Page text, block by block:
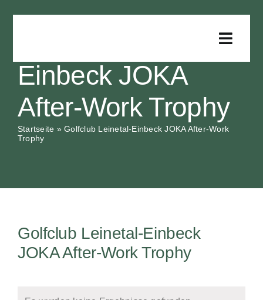
Toggle
Für Golfer
Für Clubs
Downloads
Golfclub Leinetal-
Einbeck JOKA
After-Work Trophy
Startseite »Golfclub Leinetal-Einbeck JOKA After-Work
Trophy
Golfclub Leinetal-Einbeck
JOKA After-Work Trophy